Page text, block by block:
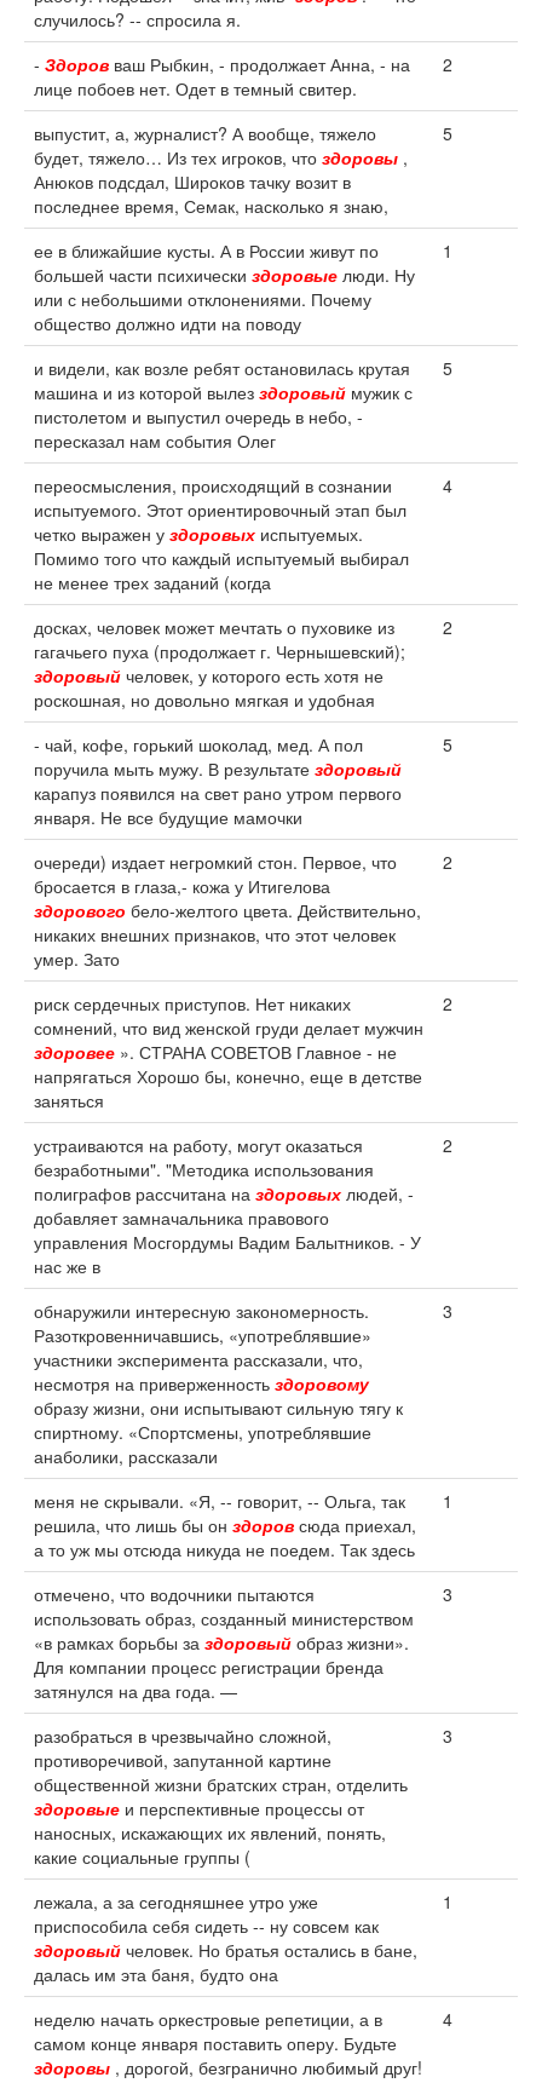
случилось? -- спросила я.
- Здоров ваш Рыбкин, - продолжает Анна, - на
лице побоев нет. Одет в темный свитер.
2
выпустит, а, журналист? А вообще, тяжело
будет, тяжело… Из тех игроков, что здоровы ,
Анюков подсдал, Широков тачку возит в
последнее время, Семак, насколько я знаю,
5
ее в ближайшие кусты. А в России живут по
большей части психически здоровые люди. Ну
или с небольшими отклонениями. Почему
общество должно идти на поводу
1
и видели, как возле ребят остановилась крутая
машина и из которой вылез здоровый мужик с
пистолетом и выпустил очередь в небо, -
пересказал нам события Олег
5
переосмысления, происходящий в сознании
испытуемого. Этот ориентировочный этап был
четко выражен у здоровых испытуемых.
Помимо того что каждый испытуемый выбирал
не менее трех заданий (когда
4
досках, человек может мечтать о пуховике из
гагачьего пуха (продолжает г. Чернышевский);
здоровый человек, у которого есть хотя не
роскошная, но довольно мягкая и удобная
2
- чай, кофе, горький шоколад, мед. А пол
поручила мыть мужу. В результате здоровый
карапуз появился на свет рано утром первого
января. Не все будущие мамочки
5
очереди) издает негромкий стон. Первое, что
бросается в глаза,- кожа у Итигелова
здорового бело-желтого цвета. Действительно,
никаких внешних признаков, что этот человек
умер. Зато
2
риск сердечных приступов. Нет никаких
сомнений, что вид женской груди делает мужчин
здоровее ». СТРАНА СОВЕТОВ Главное - не
напрягаться Хорошо бы, конечно, еще в детстве
заняться
2
устраиваются на работу, могут оказаться
безработными". "Методика использования
полиграфов рассчитана на здоровых людей, -
добавляет замначальника правового
управления Мосгордумы Вадим Балытников. - У
нас же в
2
обнаружили интересную закономерность.
Разоткровенничавшись, «употреблявшие»
участники эксперимента рассказали, что,
несмотря на приверженность здоровому
образу жизни, они испытывают сильную тягу к
спиртному. «Спортсмены, употреблявшие
анаболики, рассказали
3
меня не скрывали. «Я, -- говорит, -- Ольга, так
решила, что лишь бы он здоров сюда приехал,
а то уж мы отсюда никуда не поедем. Так здесь
1
отмечено, что водочники пытаются
использовать образ, созданный министерством
«в рамках борьбы за здоровый образ жизни».
Для компании процесс регистрации бренда
затянулся на два года. —
3
разобраться в чрезвычайно сложной,
противоречивой, запутанной картине
общественной жизни братских стран, отделить
здоровые и перспективные процессы от
наносных, искажающих их явлений, понять,
какие социальные группы (
3
лежала, а за сегодняшнее утро уже
приспособила себя сидеть -- ну совсем как
здоровый человек. Но братья остались в бане,
далась им эта баня, будто она
1
неделю начать оркестровые репетиции, а в
самом конце января поставить оперу. Будьте
здоровы , дорогой, безгранично любимый друг!
4